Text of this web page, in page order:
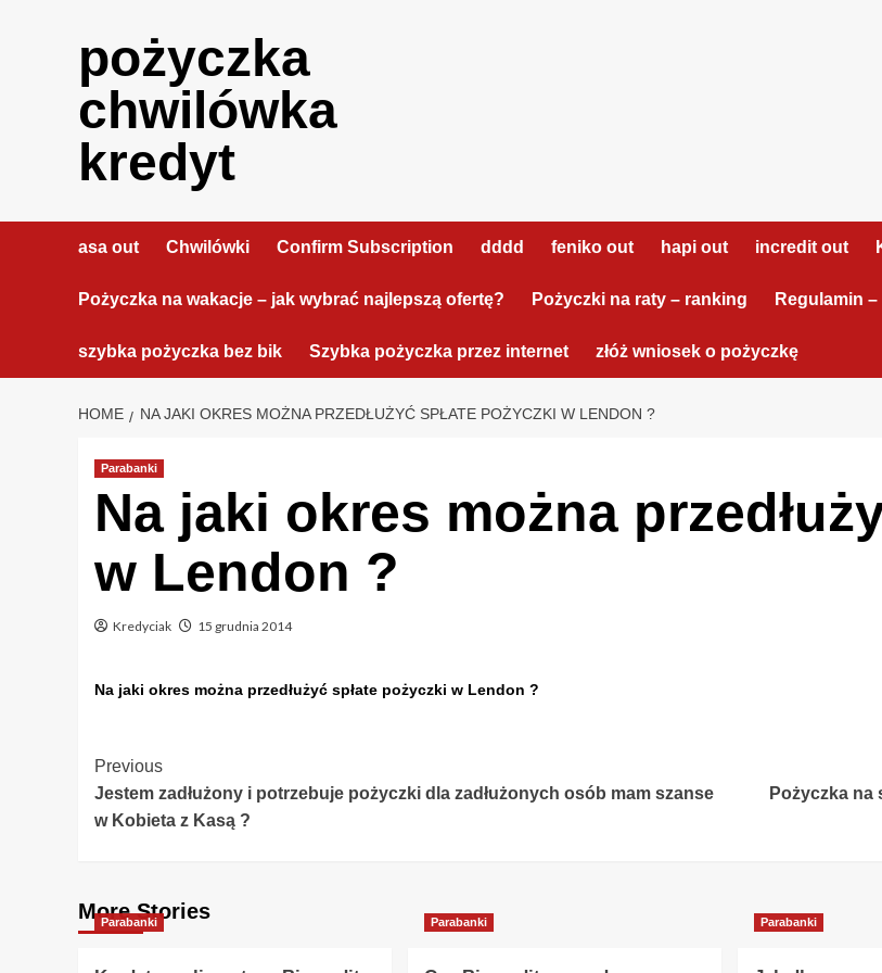
pożyczka
chwilówka
kredyt
asa out Chwilówki Confirm Subscription dddd feniko out hapi out incredit out
Pożyczka na wakacje – jak wybrać najlepszą ofertę? Pożyczki na raty – ranking Regulamin
szybka pożyczka bez bik Szybka pożyczka przez internet złóż wniosek o pożyczkę
HOME NA JAKI OKRES MOŻNA PRZEDŁUŻYĆ SPŁATE POŻYCZKI W LENDON ?
Parabanki
Na jaki okres można
w Lendon ?
Kredyciak 15 grudnia 2014
Na jaki okres można przedłużyć spłate pożyczki w Lendon ?
Post
Navigation
Previous
Jestem zadłużony i potrzebuje pożyczki dla zadłużonych osób mam szanse
w Kobieta z Kasą ?
Pożyczka na
More Stories
Parabanki Parabanki Parabanki